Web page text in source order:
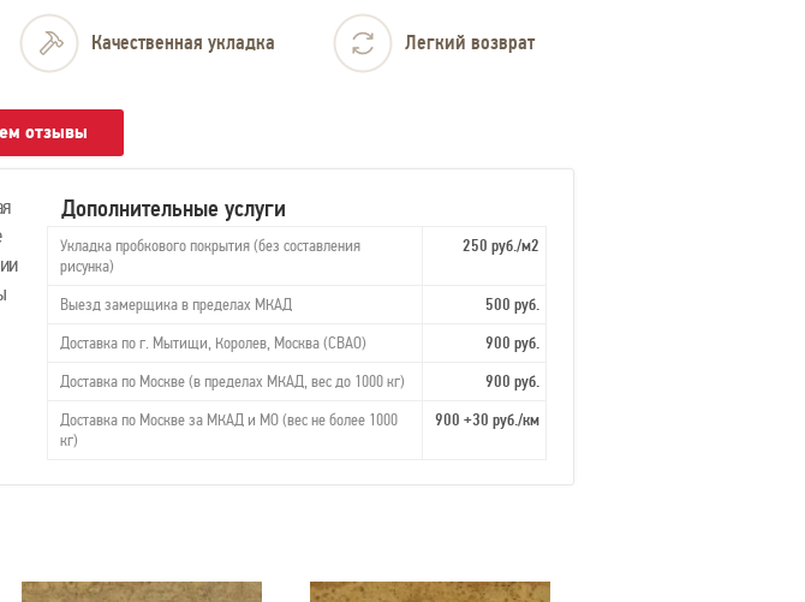
Качественная укладка Легкий возврат
отзывы
Дополнительные услуги
Укладка пробкового покрытия (без составления
рисунка)
250 руб./м2
Выезд замерщика в пределах МКАД
500 руб.
Доставка по г. Мытищи, Королев, Москва (СВАО)
900 руб.
Доставка по Москве (в пределах МКАД, вес до 1000 кг)
900 руб.
Доставка по Москве за МКАД и МО (вес не более 1000
кг)
900 +30 руб./км